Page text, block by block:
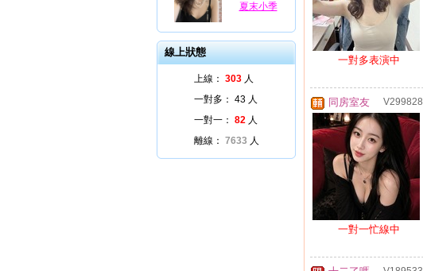
夏末小季
線上狀態
上線： 303 人
一對多： 43 人
一對一： 82 人
離線： 7633 人
一對多表演中
同房室友 V299828
一對一忙線中